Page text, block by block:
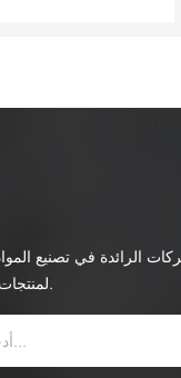
لمنتجات النظافة منذ عام 2008.